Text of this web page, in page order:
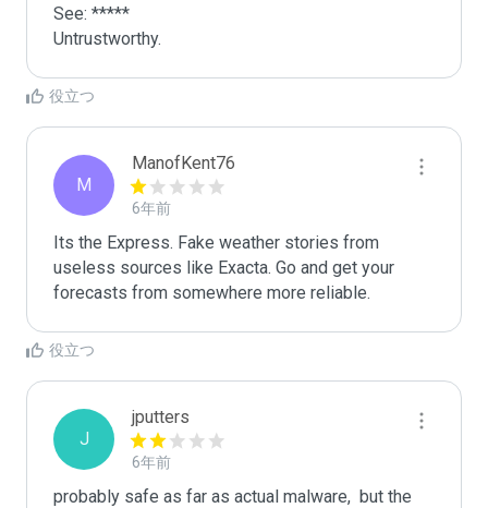
See: *****
Untrustworthy.
役立つ
M
ManofKent76
6年前
Its the Express. Fake weather stories from
useless sources like Exacta. Go and get your
forecasts from somewhere more reliable.
役立つ
J
jputters
6年前
probably safe as far as actual malware,  but the